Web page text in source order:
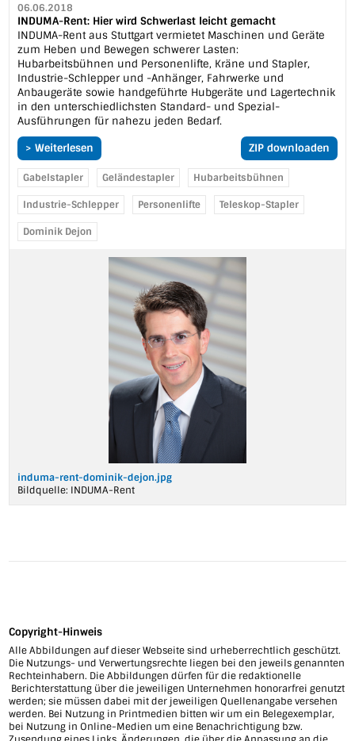
06.06.2018
INDUMA-Rent: Hier wird Schwerlast leicht gemacht
INDUMA-Rent aus Stuttgart vermietet Maschinen und Geräte
zum Heben und Bewegen schwerer Lasten:
Hubarbeitsbühnen und Personenlifte, Kräne und Stapler,
Industrie-Schlepper und -Anhänger, Fahrwerke und
Anbaugeräte sowie handgeführte Hubgeräte und Lagertechnik
in den unterschiedlichsten Standard- und Spezial-
Ausführungen für nahezu jeden Bedarf.
> Weiterlesen
ZIP downloaden
Gabelstapler Geländestapler Hubarbeitsbühnen
Industrie-Schlepper Personenlifte Teleskop-Stapler
Dominik Dejon
induma-rent-dominik-dejon.jpg
Bildquelle: INDUMA-Rent
Copyright-Hinweis
Alle Abbildungen auf dieser Webseite sind urheberrechtlich geschützt.
Die Nutzungs- und Verwertungsrechte liegen bei den jeweils genannten
Rechteinhabern. Die Abbildungen dürfen für die redaktionelle
Berichterstattung über die jeweiligen Unternehmen honorarfrei genutzt
werden; sie müssen dabei mit der jeweiligen Quellenangabe versehen
werden. Bei Nutzung in Printmedien bitten wir um ein Belegexemplar,
bei Nutzung in Online-Medien um eine Benachrichtigung bzw.